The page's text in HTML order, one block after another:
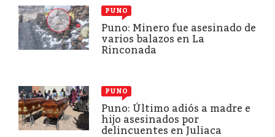
PUNO
Puno: Minero fue asesinado de
varios balazos en La
Rinconada
PUNO
Puno: Último adiós a madre e
hijo asesinados por
delincuentes en Juliaca